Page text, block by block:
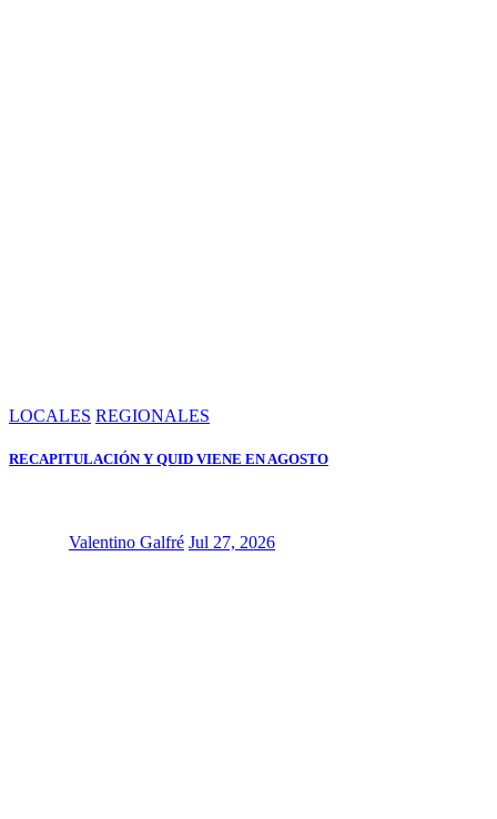
LOCALES REGIONALES
RECAPITULACIÓN Y QUID VIENE EN AGOSTO
Valentino Galfré Jul 27, 2026